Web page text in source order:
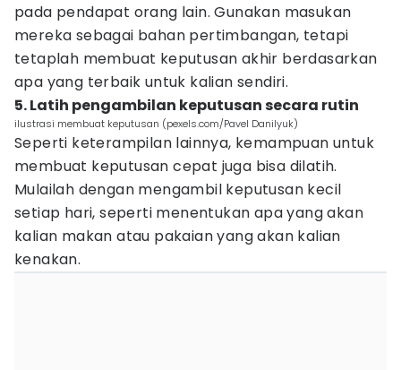
pada pendapat orang lain. Gunakan masukan
mereka sebagai bahan pertimbangan, tetapi
tetaplah membuat keputusan akhir berdasarkan
apa yang terbaik untuk kalian sendiri.
5. Latih pengambilan keputusan secara rutin
ilustrasi membuat keputusan (pexels.com/Pavel Danilyuk)
Seperti keterampilan lainnya, kemampuan untuk
membuat keputusan cepat juga bisa dilatih.
Mulailah dengan mengambil keputusan kecil
setiap hari, seperti menentukan apa yang akan
kalian makan atau pakaian yang akan kalian
kenakan.